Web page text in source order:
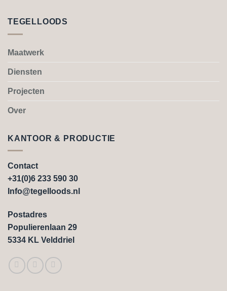
TEGELLOODS
Maatwerk
Diensten
Projecten
Over
KANTOOR & PRODUCTIE
Contact
+31(0)6 233 590 30
Info@tegelloods.nl
Postadres
Populierenlaan 29
5334 KL Velddriel